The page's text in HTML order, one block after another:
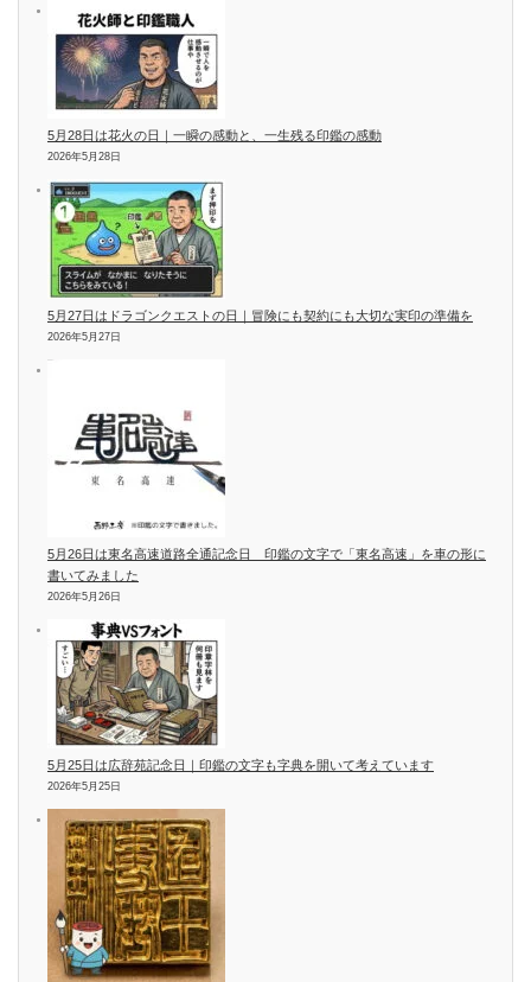
5月28日は花火の日｜一瞬の感動と、一生残る印鑑の感動
2026年5月28日
5月27日はドラゴンクエストの日｜冒険にも契約にも大切な実印の準備を
2026年5月27日
5月26日は東名高速道路全通記念日 印鑑の文字で「東名高速」を車の形に
書いてみました
2026年5月26日
5月25日は広辞苑記念日｜印鑑の文字も字典を開いて考えています
2026年5月25日